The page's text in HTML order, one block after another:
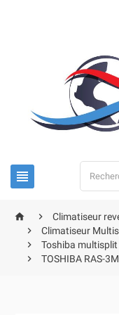

  Climatiseur

Climatiseur

Toshiba multisplit

TOSHIBA RAS-